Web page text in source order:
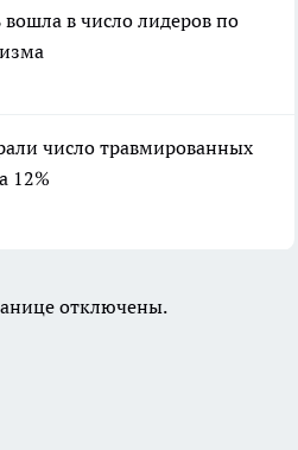
в число лидеров по
число травмированных
12%
отключены.